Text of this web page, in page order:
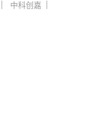
中科创嘉